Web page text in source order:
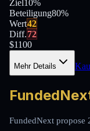
Ziel10%
Beteiligung80%
Wert42
Diff.72
$1100
Mehr Details
FundedNext propose